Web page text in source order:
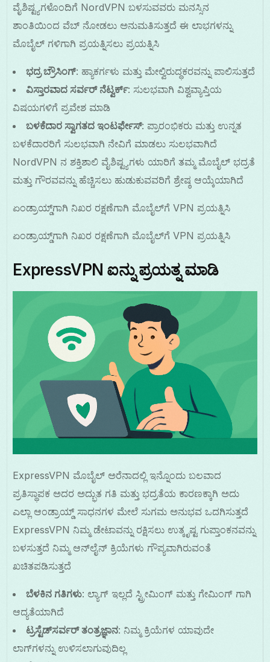
ವೈಶಿಷ್ಟ್ಯಗಳೊಂದಿಗೆ NordVPN ಬಳಸುವವರು ಮನಸ್ಸಿನ
ಶಾಂತಿಯಿಂದ ವೆಬ್ ನೋಡಲು ಅನುಮತಿಸುತ್ತದೆ ಈ ಲಾಭಗಳನ್ನು
ಮೊಬೈಲ್ ಗಳಿಗಾಗಿ ಪ್ರಯತ್ನಿಸಲು ಪ್ರಯತ್ನಿಸಿ
ಭದ್ರ ಬ್ರೌಸಿಂಗ್: ಹ್ಯಾಕರ್ಗಳು ಮತ್ತು ಮೇಲ್ವಿರುದ್ಧಕರವನ್ನು ಪಾಲಿಸುತ್ತದೆ
ವಿಸ್ತಾರವಾದ ಸರ್ವರ್ ನೆಟ್ವರ್ಕ್: ಸುಲಭವಾಗಿ ವಿಶ್ವವ್ಯಾಪ್ತಿಯ
ವಿಷಯಗಳಿಗೆ ಪ್ರವೇಶ ಮಾಡಿ
ಬಳಕೆದಾರ ಸ್ವಾಗತದ ಇಂಟರ್ಫೇಸ್: ಪ್ರಾರಂಭಿಕರು ಮತ್ತು ಉನ್ನತ
ಬಳಕೆದಾರರಿಗೆ ಸುಲಭವಾಗಿ ನೇವಿಗೆ ಮಾಡಲು ಸುಲಭವಾಗಿದೆ
NordVPN ನ ಶಕ್ತಿಶಾಲಿ ವೈಶಿಷ್ಟ್ಯಗಳು ಯಾರಿಗೆ ತಮ್ಮ ಮೊಬೈಲ್ ಭದ್ರತೆ
ಮತ್ತು ಗೌರವವನ್ನು ಹೆಚ್ಚಿಸಲು ಹುಡುಕುವವರಿಗೆ ಶ್ರೇಷ್ಠ ಆಯ್ಕೆಯಾಗಿದೆ
ಏಂಡ್ರಾಯ್ಡ್‌ಗಾಗಿ ನಿಖರ ರಕ್ಷಣೆಗಾಗಿ ಮೊಬೈಲ್‌ಗೆ VPN ಪ್ರಯತ್ನಿಸಿ
ಏಂಡ್ರಾಯ್ಡ್‌ಗಾಗಿ ನಿಖರ ರಕ್ಷಣೆಗಾಗಿ ಮೊಬೈಲ್‌ಗೆ VPN ಪ್ರಯತ್ನಿಸಿ
ExpressVPN ಐನ್ನು ಪ್ರಯತ್ನ ಮಾಡಿ
ExpressVPN ಮೊಬೈಲ್ ಅರೆನಾದಲ್ಲಿ ಇನ್ನೊಂದು ಬಲವಾದ
ಪ್ರತಿಸ್ಥಾಪಕ ಅದರ ಅದ್ಭುತ ಗತಿ ಮತ್ತು ಭದ್ರತೆಯ ಕಾರಣಕ್ಕಾಗಿ ಅದು
ಎಲ್ಲಾ ಆಂಡ್ರಾಯ್ಡ್ ಸಾಧನಗಳ ಮೇಲೆ ಸುಗಮ ಅನುಭವ ಒದಗಿಸುತ್ತದೆ
ExpressVPN ನಿಮ್ಮ ಡೇಟಾವನ್ನು ರಕ್ಷಿಸಲು ಉತ್ಕೃಷ್ಟ ಗುಪ್ತಾಂಕನವನ್ನು
ಬಳಸುತ್ತದೆ ನಿಮ್ಮ ಆನ್‌ಲೈನ್ ಕ್ರಿಯೆಗಳು ಗೌಪ್ಯವಾಗಿರುವಂತೆ
ಖಚಿತಪಡಿಸುತ್ತದೆ
ಬೆಳಕಿನ ಗತಿಗಳು: ಲ್ಯಾಗ್ ಇಲ್ಲದೆ ಸ್ಟ್ರೀಮಿಂಗ್ ಮತ್ತು ಗೇಮಿಂಗ್ ಗಾಗಿ
ಆದ್ಯತೆಯಾಗಿದೆ
ಟ್ರಸ್ಟೆಡ್‌ಸರ್ವರ್ ತಂತ್ರಜ್ಞಾನ: ನಿಮ್ಮ ಕ್ರಿಯೆಗಳ ಯಾವುದೇ
ಲಾಗ್‌ಗಳನ್ನು ಉಳಿಸಲಾಗುವುದಿಲ್ಲ